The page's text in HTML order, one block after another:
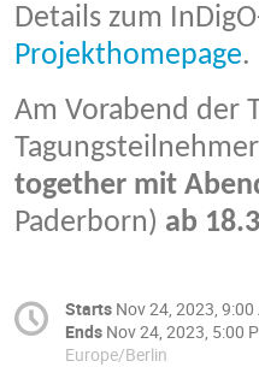
Details zum
Projekthomepage.
Am Vorabend der
together mit
Paderborn) ab
Starts Nov 24, 2023, 9:00
Ends Nov 24, 2023, 5:00
Europe/Berlin